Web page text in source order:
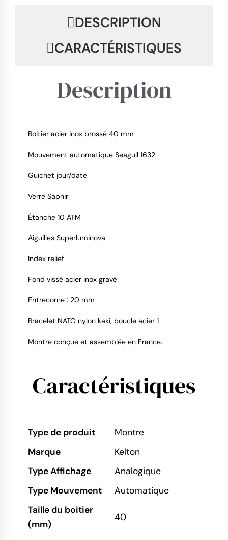
DESCRIPTION
CARACTÉRISTIQUES
Description
Boitier acier inox brossé 40 mm
Mouvement automatique Seagull 1632
Guichet jour/date
Verre Saphir
Étanche 10 ATM
Aiguilles Superluminova
Index relief
Fond vissé acier inox gravé
Entrecorne : 20 mm
Bracelet NATO nylon kaki, boucle acier 1
Montre conçue et assemblée en France.
Caractéristiques
Type de produit
Montre
Marque
Kelton
Type Affichage
Analogique
Type Mouvement
Automatique
Taille du boitier
(mm)
40